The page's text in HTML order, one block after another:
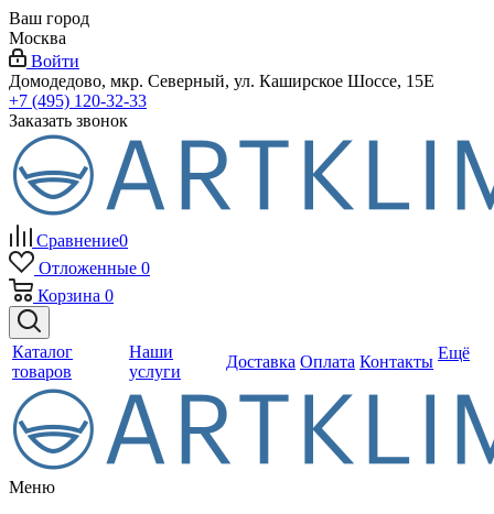
Ваш город
Москва
Войти
Домодедово, мкр. Северный, ул. Каширское Шоссе, 15Е
+7 (495) 120-32-33
Заказать звонок
Сравнение0
Отложенные 0
Корзина 0
Каталог
товаров
Наши
услуги
Доставка Оплата Контакты Ещё
Меню